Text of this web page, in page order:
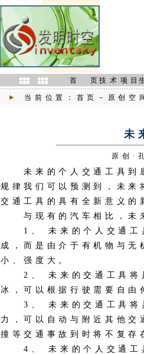
首 页技术项目
当前位置：首页－原创空
未
原创
未来的个人交通工具到底
规律我们可以预测到，未来
交通工具的具有全新意义的
与现有的汽车相比，未来
1、 未来的个人交通工具
成，而是由介于有机物与无
小、强度大。
2、 未来的交通工具将是
冰，可以根据行驶需要自由
3、 未来的交通工具将具
力，可以自动与附近其他交
撞等交通事故到时将不复存
4、 未来的个人交通工具